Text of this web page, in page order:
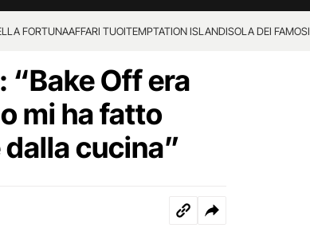
FORTUNAAFFARI TUOITEMPTATION ISLANDISOLA DEI FAMOSI
“Bake Off era
mi ha fatto
cucina”